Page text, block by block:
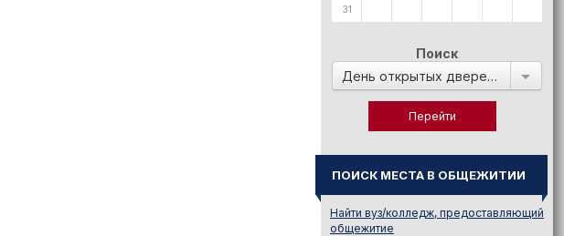
31
Поиск
День открытых дверей в:
ПОИСК МЕСТА В ОБЩЕЖИТИИ
Найти вуз/колледж, предоставляющий
общежитие